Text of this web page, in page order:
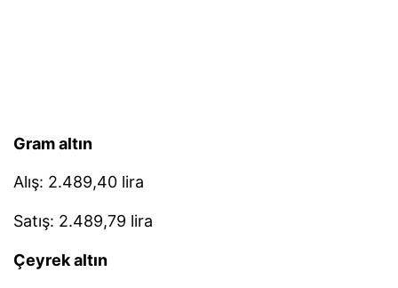
Gram altın
Alış: 2.489,40 lira
Satış: 2.489,79 lira
Çeyrek altın